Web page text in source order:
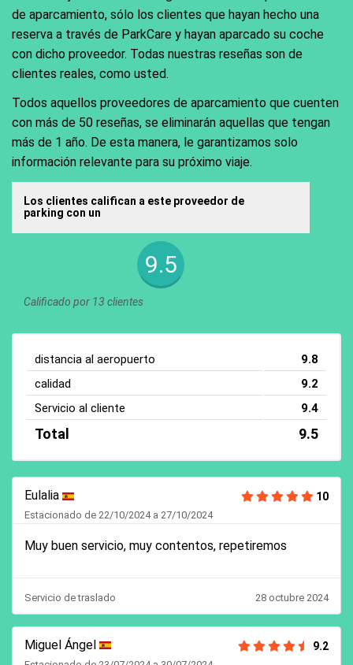
de aparcamiento, sólo los clientes que hayan hecho una
reserva a través de ParkCare y hayan aparcado su coche
con dicho proveedor. Todas nuestras reseñas son de
clientes reales, como usted.
Todos aquellos proveedores de aparcamiento que cuenten
con más de 50 reseñas, se eliminarán aquellas que tengan
más de 1 año. De esta manera, le garantizamos solo
información relevante para su próximo viaje.
Los clientes califican a este proveedor de
parking con un
9.5
Calificado por 13 clientes
distancia al aeropuerto
9.8
calidad
9.2
Servicio al cliente
9.4
Total 9.5
Eulalia 10
Estacionado de 22/10/2024 a 27/10/2024
Muy buen servicio, muy contentos, repetiremos
Servicio de traslado 28 octubre 2024
Miguel Ángel 9.2